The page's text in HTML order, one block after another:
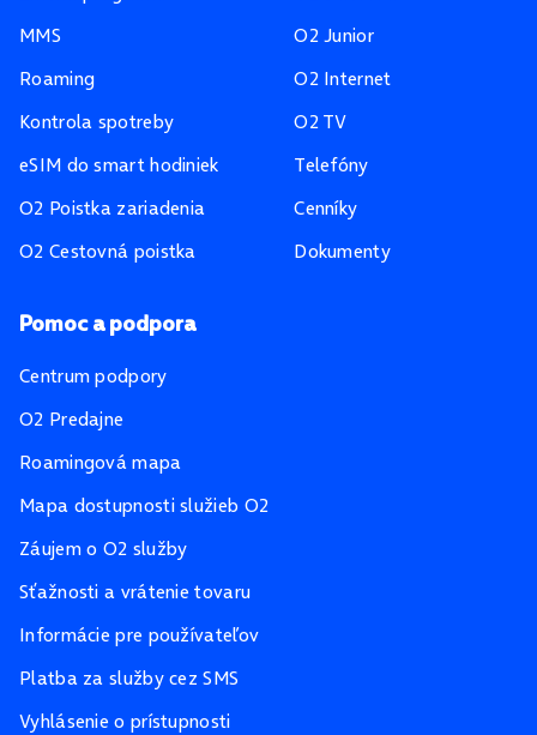
MMS
Roaming
Kontrola spotreby
eSIM do smart hodiniek
O2 Poistka zariadenia
O2 Cestovná poistka
O2 Junior
O2 Internet
O2 TV
Telefóny
Cenníky
Dokumenty
Pomoc a podpora
Centrum podpory
O2 Predajne
Roamingová mapa
Mapa dostupnosti služieb O2
Záujem o O2 služby
Sťažnosti a vrátenie tovaru
Informácie pre používateľov
Platba za služby cez SMS
Vyhlásenie o prístupnosti